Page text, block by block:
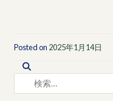
Posted on 2025年1月14日
索: